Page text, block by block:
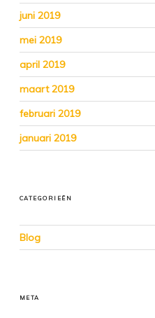
juni 2019
mei 2019
april 2019
maart 2019
februari 2019
januari 2019
CATEGORIEËN
Blog
META